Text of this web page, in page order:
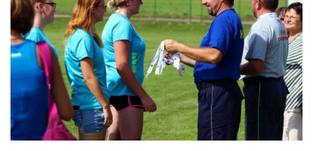
ON-LINE KATALOG
WEBOVÁ KAMERA
VIDEA Z DRONU